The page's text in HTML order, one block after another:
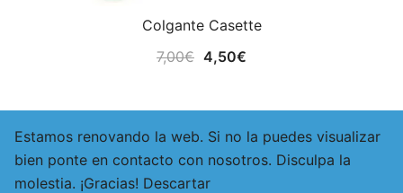
Colgante Casette
7,00€ El
4,50€
4,50€.
© 2026 Ajá Eureka. Funciona gracias aBotiga
Estamos renovando la web. Si no la puedes visualizar
bien ponte en contacto con nosotros. Disculpa la
molestia. ¡Gracias! Descartar